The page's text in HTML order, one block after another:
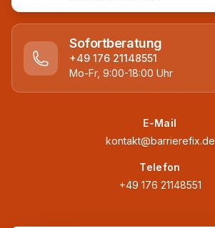
Sofortberatung
+49 176 21148551
Mo-Fr, 9:00-18:00 Uhr
E-Mail
kontakt@barrierefix.de
Telefon
+49 176 21148551